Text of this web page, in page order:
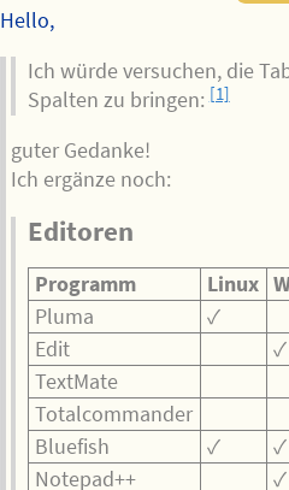
Hello,
Ich würde versuchen, die
Spalten zu bringen:[1]
guter Gedanke!
Ich ergänze noch:
Editoren
Programm Linux
Pluma
✓
Edit
✓
TextMate
Totalcommander
Bluefish
✓
✓
Notepad++
✓